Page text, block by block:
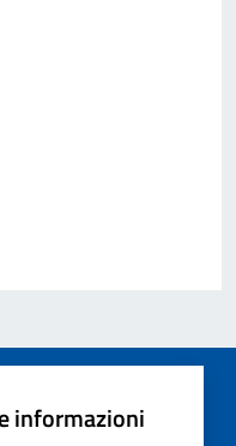
informazioni